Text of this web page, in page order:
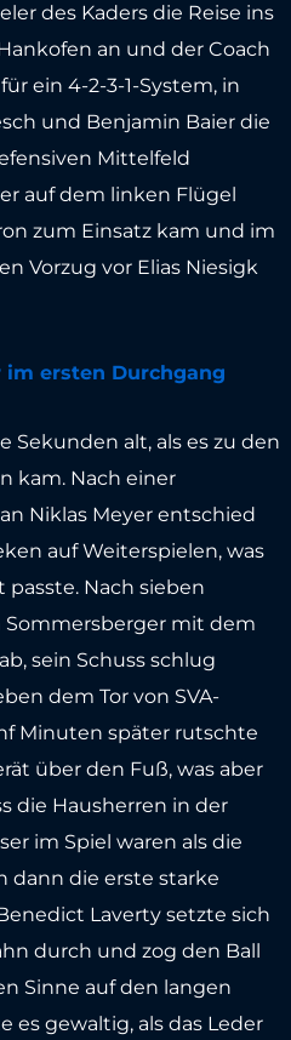
des Kaders die Reise ins
an und der Coach
ein 4-2-3-1-System, in
und Benjamin Baier die
Mittelfeld
auf dem linken Flügel
zum Einsatz kam und im
Vorzug vor Elias Niesigk
ersten Durchgang
Sekunden alt, als es zu den
kam. Nach einer
Niklas Meyer entschied
auf Weiterspielen, was
passte. Nach sieben
Sommersberger mit dem
sein Schuss schlug
dem Tor von SVA-
Minuten später rutschte
über den Fuß, was aber
die Hausherren in der
im Spiel waren als die
dann die erste starke
Laverty setzte sich
durch und zog den Ball
Sinne auf den langen
es gewaltig, als das Leder